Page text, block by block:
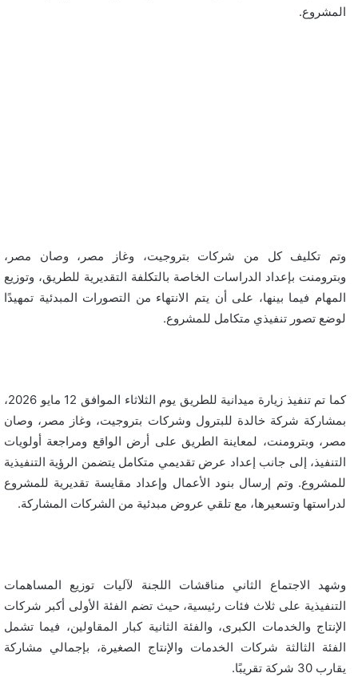
المشروع.
وتم تكليف كل من شركات بتروجيت، وغاز مصر، وصان مصر،
وبترومنت بإعداد الدراسات الخاصة بالتكلفة التقديرية للطريق، وتوزيع
المهام فيما بينها، على أن يتم الانتهاء من التصورات المبدئية تمهيدًا
لوضع تصور تنفيذي متكامل للمشروع.
كما تم تنفيذ زيارة ميدانية للطريق يوم الثلاثاء الموافق 12 مايو 2026،
بمشاركة شركة خالدة للبترول وشركات بتروجيت، وغاز مصر، وصان
مصر، وبترومنت، لمعاينة الطريق على أرض الواقع ومراجعة أولويات
التنفيذ، إلى جانب إعداد عرض تقديمي متكامل يتضمن الرؤية التنفيذية
للمشروع. وتم إرسال بنود الأعمال وإعداد مقايسة تقديرية للمشروع
لدراستها وتسعيرها، مع تلقي عروض مبدئية من الشركات المشاركة.
وشهد الاجتماع الثاني مناقشات اللجنة لآليات توزيع المساهمات
التنفيذية على ثلاث فئات رئيسية، حيث تضم الفئة الأولى أكبر شركات
الإنتاج والخدمات الكبرى، والفئة الثانية كبار المقاولين، فيما تشمل
الفئة الثالثة شركات الخدمات والإنتاج الصغيرة، بإجمالي مشاركة
يقارب 30 شركة تقريبًا.